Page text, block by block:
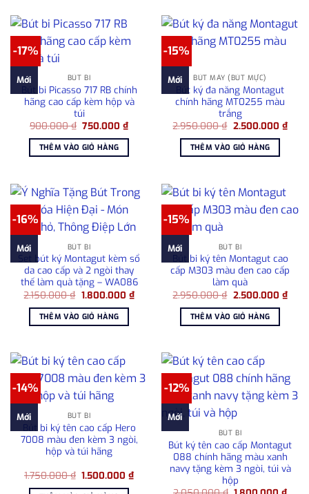
-17%
Mới BÚT BI
Bút bi Picasso 717 RB chính
hãng cao cấp kèm hộp và
túi
900.000₫ Giá
là:
900.000 ₫.
750.000₫Giá
THÊM VÀO GIỎ HÀNG
-15%
Mới BÚT MÁY (BÚT MỰC)
Bút ký đa năng Montagut
chính hãng MT0255 màu
trắng
2.950.000₫ Giá
là:
2.950.000 ₫.
2.500.000 ₫Giá
THÊM VÀO GIỎ HÀNG
-16%
Mới BÚT BI
Set bút ký Montagut kèm sổ
da cao cấp và 2 ngòi thay
thế làm quà tặng – WA086
2.150.000₫ Giá
là:
2.150.000 ₫.
1.800.000 ₫Giá
hiện
1.800.000 ₫.
THÊM VÀO GIỎ HÀNG
-15%
Mới BÚT BI
Bút bi ký tên Montagut cao
cấp M303 màu đen cao cấp
làm quà
2.950.000₫ Giá
là:
2.950.000 ₫.
2.500.000 ₫Giá
hiện
THÊM VÀO GIỎ HÀNG
-14%
Mới BÚT BI
Bút bi ký tên cao cấp Hero
7008 màu đen kèm 3 ngòi,
hộp và túi hãng
1.750.000₫ Giá
1.500.000₫Giá
hiện
-12%
Mới
BÚT BI
Bút ký tên cao cấp Montagut
088 chính hãng màu xanh
navy tặng kèm 3 ngòi, túi và
hộp